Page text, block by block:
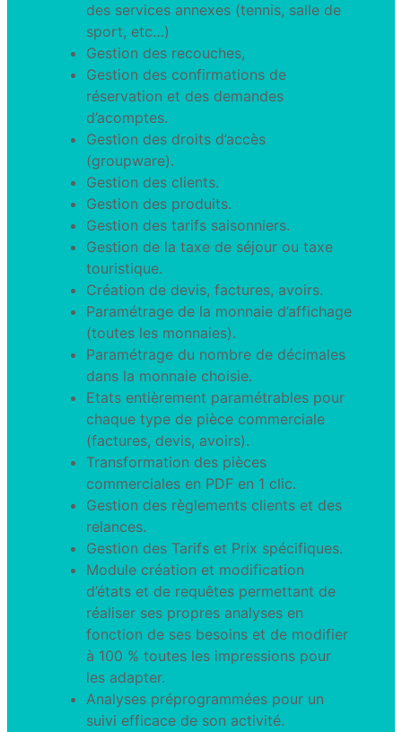
des services annexes (tennis, salle de
sport, etc…)
Gestion des recouches,
Gestion des confirmations de
réservation et des demandes
d’acomptes.
Gestion des droits d’accès
(groupware).
Gestion des clients.
Gestion des produits.
Gestion des tarifs saisonniers.
Gestion de la taxe de séjour ou taxe
touristique.
Création de devis, factures, avoirs.
Paramétrage de la monnaie d’affichage
(toutes les monnaies).
Paramétrage du nombre de décimales
dans la monnaie choisie.
Etats entièrement paramétrables pour
chaque type de pièce commerciale
(factures, devis, avoirs).
Transformation des pièces
commerciales en PDF en 1 clic.
Gestion des règlements clients et des
relances.
Gestion des Tarifs et Prix spécifiques.
Module création et modification
d’états et de requêtes permettant de
réaliser ses propres analyses en
fonction de ses besoins et de modifier
à 100 % toutes les impressions pour
les adapter.
Analyses préprogrammées pour un
suivi efficace de son activité.